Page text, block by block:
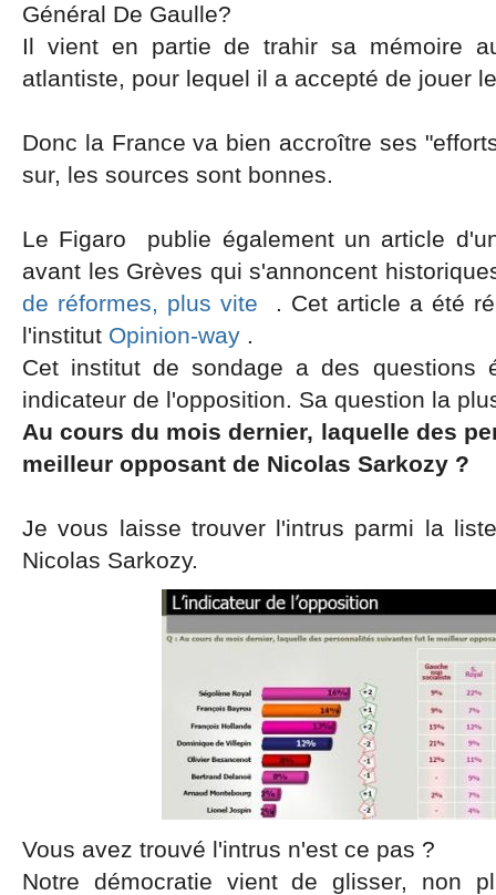
Général De Gaulle?
Il vient en partie de trahir sa mémoire
atlantiste, pour lequel il a accepté de jouer
Donc la France va bien accroître ses
sur, les sources sont bonnes.
Le Figaro publie également un article
avant les Grèves qui s'annoncent
de réformes, plus vite
. Cet article a été
l'institut Opinion-way .
Cet institut de sondage a des
indicateur de l'opposition. Sa question la
Au cours du mois dernier, laquelle des
meilleur opposant de Nicolas Sarkozy ?
Je vous laisse trouver l'intrus parmi la
Nicolas Sarkozy.
Vous avez trouvé l'intrus n'est ce pas ?
Notre démocratie vient de glisser, non